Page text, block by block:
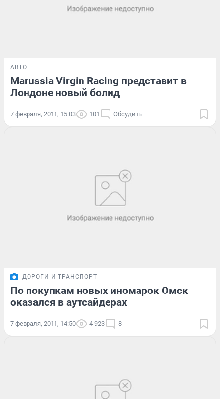
АВТО
Marussia Virgin Racing представит в
Лондоне новый болид
7 февраля, 2011, 15:03 101 Обсудить
ДОРОГИ И ТРАНСПОРТ
По покупкам новых иномарок Омск
оказался в аутсайдерах
7 февраля, 2011, 14:50 4 923 8